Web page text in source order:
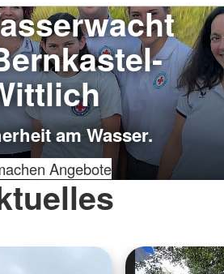
am Wasser.
Angebote